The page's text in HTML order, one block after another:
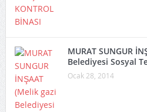
MURAT SUNGUR
Belediyesi Sosyal
Ocak 28, 2014